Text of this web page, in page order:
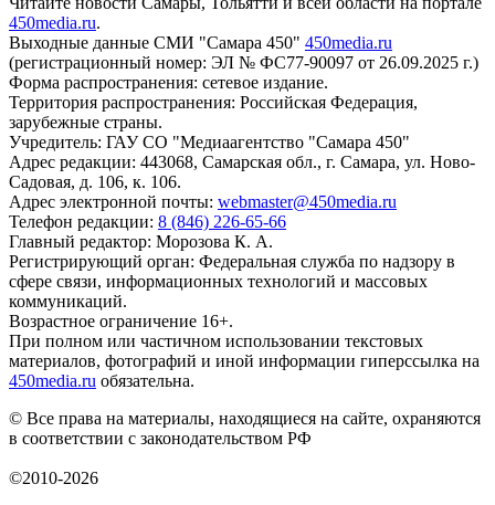
450media.ru.
Выходные данные СМИ "Самара 450" 450media.ru
(регистрационный номер: ЭЛ № ФС77-90097 от 26.09.2025 г.)
Форма распространения: сетевое издание.
Территория распространения: Российская Федерация,
зарубежные страны.
Учредитель: ГАУ СО "Медиаагентство "Самара 450"
Адрес редакции: 443068, Самарская обл., г. Самара, ул. Ново-
Садовая, д. 106, к. 106.
Адрес электронной почты: webmaster@450media.ru
Телефон редакции: 8 (846) 226-65-66
Главный редактор: Морозова К. А.
Регистрирующий орган: Федеральная служба по надзору в
сфере связи, информационных технологий и массовых
коммуникаций.
Возрастное ограничение 16+.
При полном или частичном использовании текстовых
материалов, фотографий и иной информации гиперссылка на
450media.ru обязательна.
© Все права на материалы, находящиеся на сайте, охраняются
в соответствии с законодательством РФ
©2010-2026